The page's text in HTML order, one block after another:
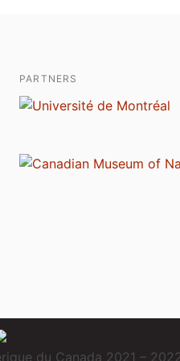
PARTNERS
du Canada 2021 –